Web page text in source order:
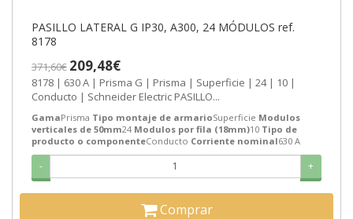
PASILLO LATERAL G IP30, A300, 24 MÓDULOS ref.
8178
371,60€ 209,48€
8178 | 630 A | Prisma G | Prisma | Superficie | 24 | 10 |
Conducto | Schneider Electric PASILLO...
GamaPrisma Tipo montaje de armarioSuperficie Modulos
verticales de 50mm24 Modulos por fila (18mm)10 Tipo de
producto o componenteConducto Corriente nominal630 A
- +
Comprar